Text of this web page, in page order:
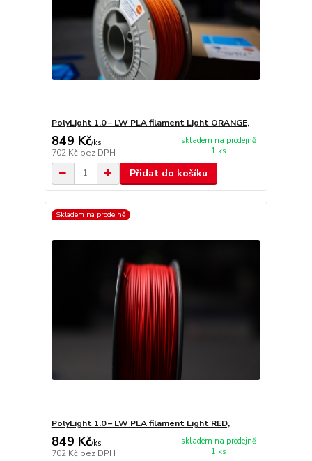
PolyLight 1.0 – LW PLA filament Light ORANGE,
849 Kč/ks
702 Kč bez DPH
skladem na prodejně
1 ks
Přidat do košíku
Skladem na prodejně
PolyLight 1.0 – LW PLA filament Light RED,
849 Kč/ks
702 Kč bez DPH
skladem na prodejně
1 ks